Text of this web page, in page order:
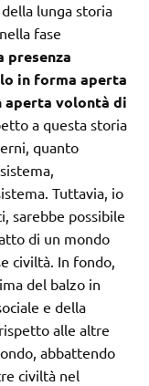
lunga storia
fase
presenza
in forma aperta
aperta volontà di
a questa storia
quanto
Tuttavia, io
sarebbe possibile
di un mondo
civiltà. In fondo,
del balzo in
e della
alle altre
abbattendo
civiltà nel